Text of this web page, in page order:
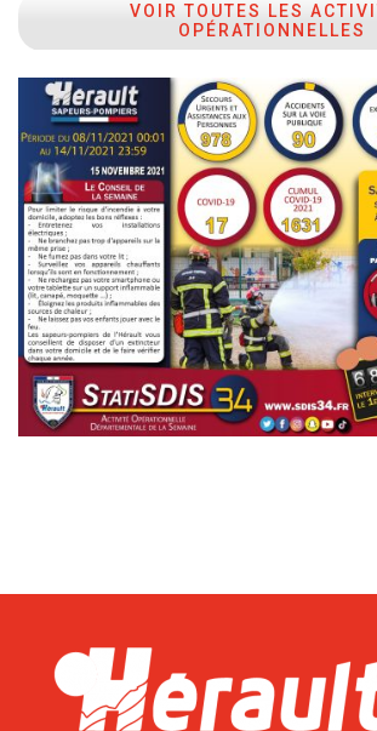
VOIR TOUTES LES
OPÉRATIONNELLES